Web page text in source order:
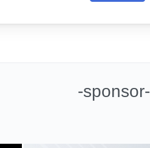
-sponsor-